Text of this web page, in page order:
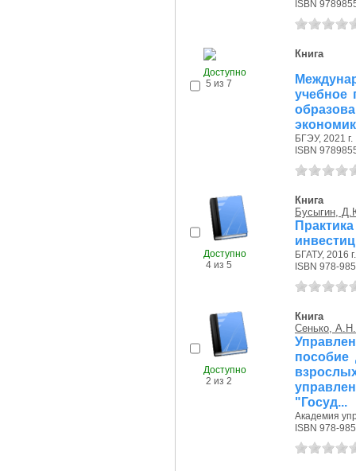
ISBN
Доступно
5 из 7
Книга
учебное
БГЭУ, 2021 г.
ISBN
Доступно
4 из 5
Книга
Бусыгин,
БГАТУ, 2016 г.
ISBN 978-
Доступно
2 из 2
Книга
Сенько, А.Н.
пособие
"Госуд...
Академия
ISBN 978-